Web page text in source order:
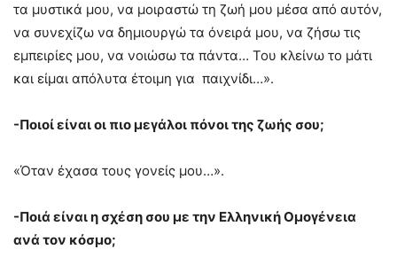
τα μυστικά μου, να μοιραστώ τη ζωή μου μέσα από αυτόν,
να συνεχίζω να δημιουργώ τα όνειρά μου, να ζήσω τις
εμπειρίες μου, να νοιώσω τα πάντα… Του κλείνω το μάτι
και είμαι απόλυτα έτοιμη για παιχνίδι…».
-Ποιοί είναι οι πιο μεγάλοι πόνοι της ζωής σου;
«Όταν έχασα τους γονείς μου…».
-Ποιά είναι η σχέση σου με την Ελληνική Ομογένεια
ανά τον κόσμο;